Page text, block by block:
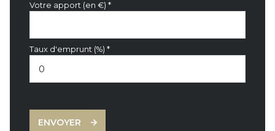
Votre apport (en €) *
Taux d'emprunt (%) *
ENVOYER